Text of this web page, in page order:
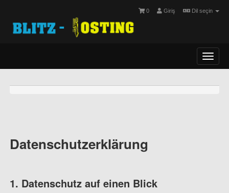
Dil seçin
Giriş
0
Datenschutz­erklärung
1. Datenschutz auf einen Blick